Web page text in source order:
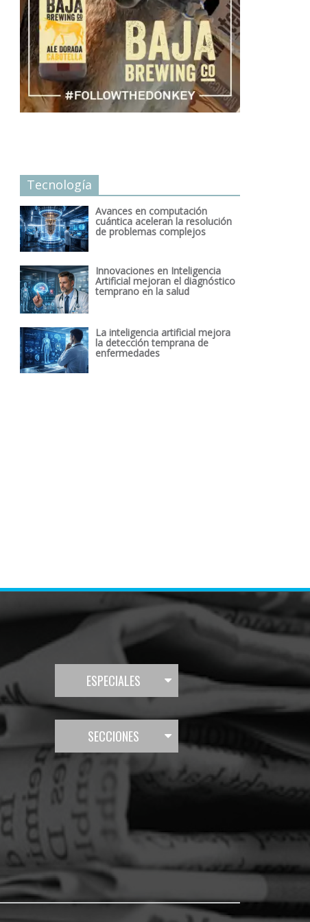
Tecnología
Avances en computación
cuántica aceleran la resolución
de problemas complejos
Innovaciones en Inteligencia
Artificial mejoran el diagnóstico
temprano en la salud
La inteligencia artificial mejora
la detección temprana de
enfermedades
ESPECIALES
SECCIONES